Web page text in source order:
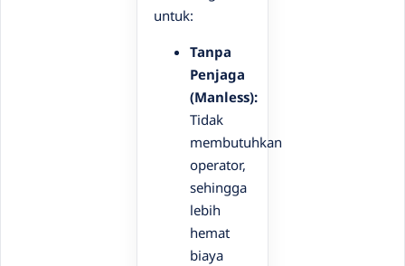
untuk:
Tanpa
Penjaga
(Manless):
Tidak
membutuhkan
operator,
sehingga
lebih
hemat
biaya